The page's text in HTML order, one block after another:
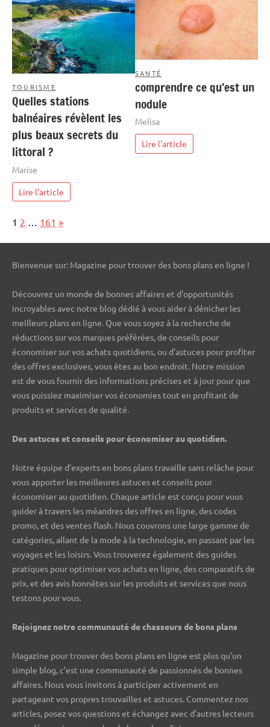
TOURISME
Quelles stations
balnéaires révèlent les
plus beaux secrets du
littoral ?
Marise
Lire l'article
SANTÉ
comprendre ce qu’est un
nodule
Melisa
Lire l'article
Page:
1 2 … 161 Next
»
Bienvenue sur: Magazine pour trouver des bons plans en ligne !
Découvrez un monde de bonnes affaires et d’opportunités
incroyables avec notre blog dédié à vous aider à dénicher les
meilleurs plans en ligne. Que vous soyez à la recherche de
réductions sur vos marques préférées, de conseils pour
économiser sur vos achats quotidiens, ou d’astuces pour profiter
des offres exclusives, vous êtes au bon endroit. Notre mission
est de vous fournir des informations précises et à jour pour que
vous puissiez maximiser vos économies tout en profitant de
produits et services de qualité.
Des astuces et conseils pour économiser au quotidien.
Notre équipe d’experts en bons plans travaille sans relâche pour
vous apporter les meilleures astuces et conseils pour
économiser au quotidien. Chaque article est conçu pour vous
guider à travers les méandres des offres en ligne, des codes
promo, et des ventes flash. Nous couvrons une large gamme de
catégories, allant de la mode à la technologie, en passant par les
voyages et les loisirs. Vous trouverez également des guides
pratiques pour optimiser vos achats en ligne, des comparatifs de
prix, et des avis honnêtes sur les produits et services que nous
testons pour vous.
Rejoignez notre communauté de chasseurs de bons plans ️
Magazine pour trouver des bons plans en ligne est plus qu’un
simple blog, c’est une communauté de passionnés de bonnes
affaires. Nous vous invitons à participer activement en
partageant vos propres trouvailles et astuces. Commentez nos
articles, posez vos questions et échangez avec d’autres lecteurs